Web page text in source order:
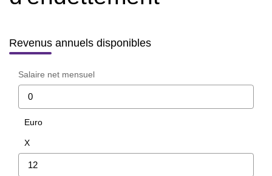
BIENS VENDUS
À PROPOS
Revenus annuels disponibles
Salaire net mensuel
Euro
X